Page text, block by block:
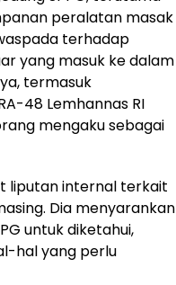
peralatan masak
terhadap
yang masuk ke dalam
termasuk
48 Lemhannas RI
mengaku sebagai
liputan internal terkait
Dia menyarankan
untuk diketahui,
hal yang perlu